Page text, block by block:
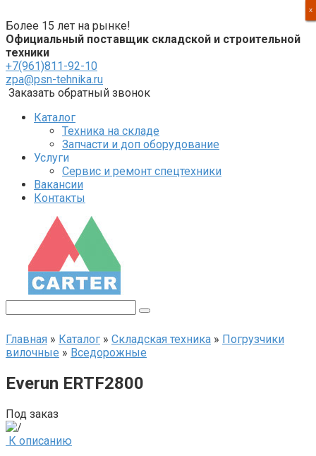
к
контенту
Более 15 лет на рынке!
Официальный поставщик складской и строительной
техники
+7(961)811-92-10
zpa@psn-tehnika.ru
Заказать обратный звонок
Каталог
Техника на складе
Запчасти и доп оборудование
Услуги
Сервис и ремонт спецтехники
Вакансии
Контакты
Главная » Каталог » Складская техника » Погрузчики
вилочные » Вседорожные
Everun ERTF2800
Под заказ
К описанию
X
X
X
X